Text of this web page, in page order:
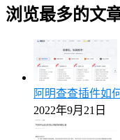
浏览最多的文
阿明查查插件如
2022年9月21日